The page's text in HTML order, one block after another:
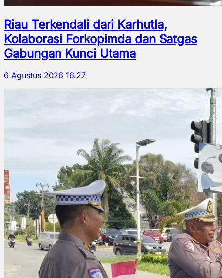
Riau Terkendali dari Karhutla,
Kolaborasi Forkopimda dan Satgas
Gabungan Kunci Utama
6 Agustus 2026 16.27